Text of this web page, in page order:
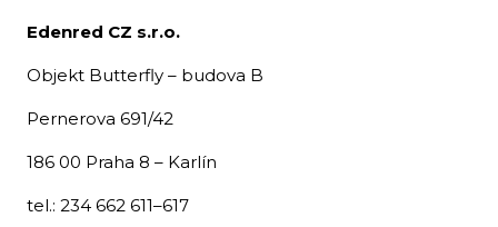
Edenred CZ s.r.o.
Objekt Butterfly – budova B
Pernerova 691/42
186 00 Praha 8 – Karlín
tel.: 234 662 611–617